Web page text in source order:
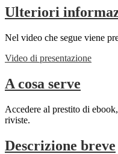
Ulteriori
Nel video che segue viene
Video di presentazione
A cosa serve
Accedere al prestito di
riviste.
Descrizione breve